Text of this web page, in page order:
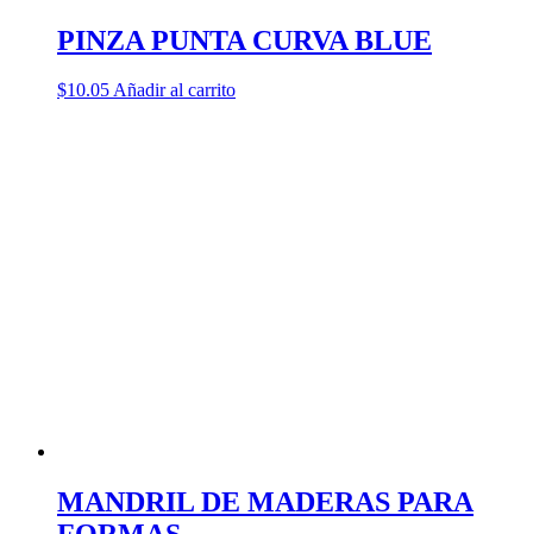
PINZA PUNTA CURVA BLUE
$10.05Añadir al carrito
MANDRIL DE MADERAS PARA